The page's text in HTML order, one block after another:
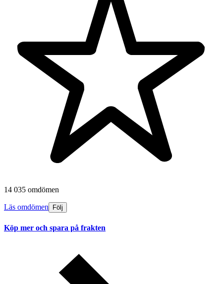
14 035 omdömen
Läs omdömen Följ
Köp mer och spara på frakten